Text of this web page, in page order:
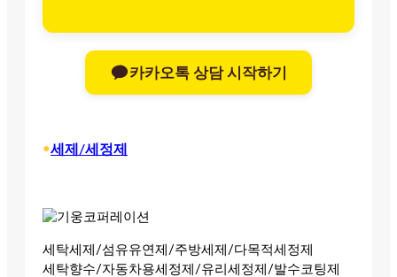
카카오톡 상담 시작하기
•세제/세정제
세탁세제/섬유유연제/주방세제/다목적세정제
세탁향수/자동차용세정제/유리세정제/발수코팅제